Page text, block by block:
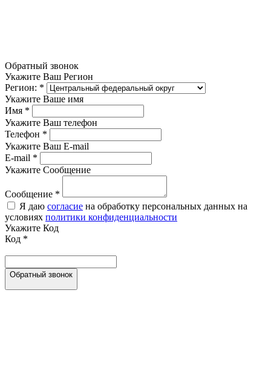
Обратный звонок
Укажите Ваш Регион
Регион: *
Укажите Ваше имя
Имя *
Укажите Ваш телефон
Телефон *
Укажите Ваш E-mail
E-mail *
Укажите Сообщение
Сообщение *
Я даю согласие на обработку персональных данных на
условиях политики конфиденциальности
Укажите Код
Код *
Обратный звонок